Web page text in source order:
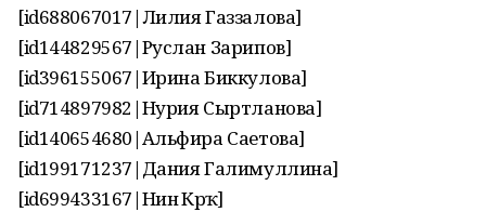
[id688067017|Лилия Газзалова]
[id144829567|Руслан Зарипов]
[id396155067|Ирина Биккулова]
[id714897982|Нурия Сыртланова]
[id140654680|Альфира Саетова]
[id199171237|Дания Галимуллина]
[id699433167|Нинә Кәрәҡ]